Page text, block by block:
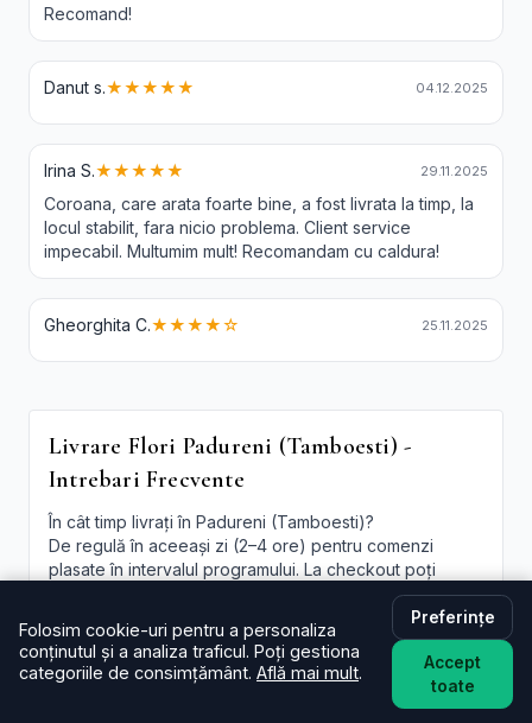
Recomand!
Danut s.★★★★★ 04.12.2025
Irina S.★★★★★ 29.11.2025
Coroana, care arata foarte bine, a fost livrata la timp, la
locul stabilit, fara nicio problema. Client service
impecabil. Multumim mult! Recomandam cu caldura!
Gheorghita C.★★★★☆ 25.11.2025
Livrare Flori Padureni (Tamboesti) -
Intrebari Frecvente
În cât timp livrați în Padureni (Tamboesti)?
De regulă în aceeași zi (2–4 ore) pentru comenzi
plasate în intervalul programului. La checkout poți
livrare flori
în funcție de
disponibilitate.
Este livrarea de flori la domiciliu în Padureni
Folosim cookie-uri pentru a personaliza
conținutul și a analiza traficul. Poți gestiona
categoriile de consimțământ. Află mai mult.
Preferințe
Accept
toate